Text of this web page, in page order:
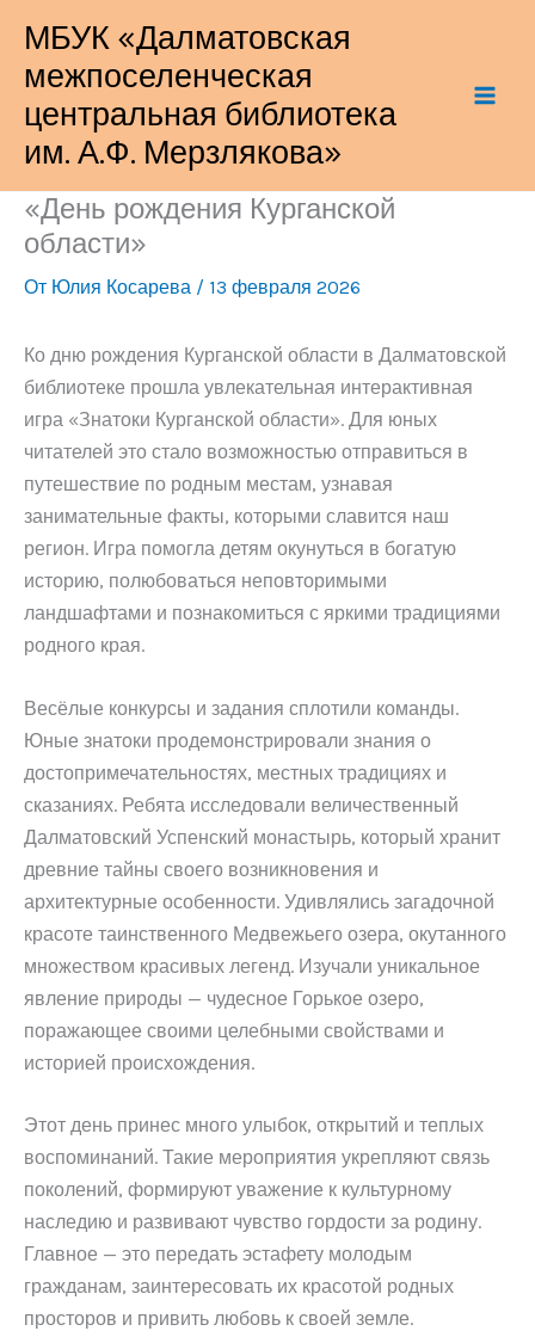
содержимому
МБУК «Далматовская
межпоселенческая
центральная библиотека
им. А.Ф. Мерзлякова»
«День рождения Курганской
области»
От Юлия Косарева / 13 февраля 2026
Ко дню рождения Курганской области в Далматовской
библиотеке прошла увлекательная интерактивная
игра «Знатоки Курганской области». Для юных
читателей это стало возможностью отправиться в
путешествие по родным местам, узнавая
занимательные факты, которыми славится наш
регион. Игра помогла детям окунуться в богатую
историю, полюбоваться неповторимыми
ландшафтами и познакомиться с яркими традициями
родного края.
Весёлые конкурсы и задания сплотили команды.
Юные знатоки продемонстрировали знания о
достопримечательностях, местных традициях и
сказаниях. Ребята исследовали величественный
Далматовский Успенский монастырь, который хранит
древние тайны своего возникновения и
архитектурные особенности. Удивлялись загадочной
красоте таинственного Медвежьего озера, окутанного
множеством красивых легенд. Изучали уникальное
явление природы — чудесное Горькое озеро,
поражающее своими целебными свойствами и
историей происхождения.
Этот день принес много улыбок, открытий и теплых
воспоминаний. Такие мероприятия укрепляют связь
поколений, формируют уважение к культурному
наследию и развивают чувство гордости за родину.
Главное — это передать эстафету молодым
гражданам, заинтересовать их красотой родных
просторов и привить любовь к своей земле.